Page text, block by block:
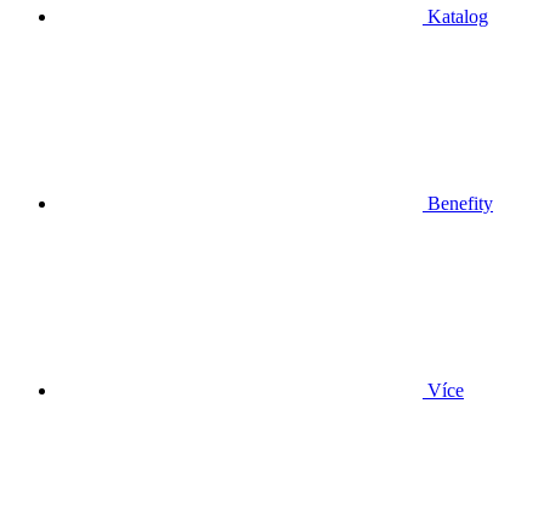
Katalog
Benefity
Více